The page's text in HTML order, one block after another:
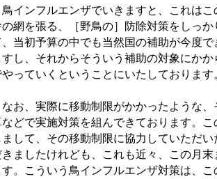
インフルエンザでいきますと、これは
の網を張る、［野鳥の］防除対策をしっ
、当初予算の中でも当然国の補助が今度
すし、それからそういう補助の対象にか
やっていくということにいたしております
お、実際に移動制限がかかったような
などで実施対策を組んできております。
まして、その移動制限に協力していただ
きましたけれども、これも近々、この月
す。こういう鳥インフルエンザ対策は、